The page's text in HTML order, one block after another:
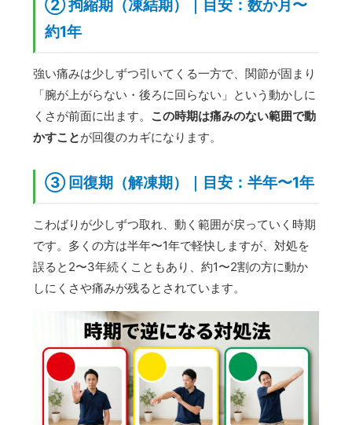
② 拘縮期（凍結期）｜目安：数か月〜
約1年
強い痛みは少しずつ引いてくる一方で、関節が固まり
「腕が上がらない・後ろに回らない」という動かしに
くさが前面に出ます。 この時期は痛みのない範囲で動
かすことが回復のカギになります。
③ 回復期（解凍期）｜目安：半年〜1年
こわばりが少しずつ取れ、動く範囲が戻っていく時期
です。多くの方は半年〜1年で軽快しますが、対処を
誤ると2〜3年続くこともあり、約1〜2割の方に動か
しにくさや痛みが残るとされています。